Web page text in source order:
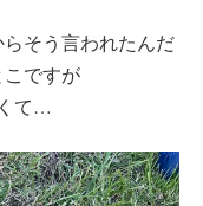
そう言われたんだ
ですが
て…